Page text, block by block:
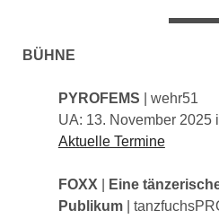
BÜHNE
PYROFEMS
| wehr51
UA: 13. November 2025
Aktuelle Termine
FOXX
Eine
Publikum|